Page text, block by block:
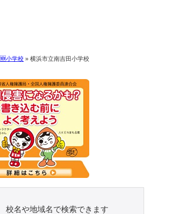
🆕小学校 » 横浜市立南吉田小学校
校名や地域名で検索できます